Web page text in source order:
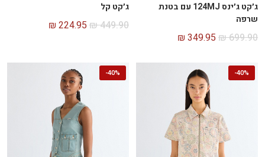
ג׳קט ג׳ינס 124MJ עם בטנת
שרפה
₪699.90
₪ 349.95
ג׳קט קל
₪449.90
₪ 224.95
40%
-
40%
-